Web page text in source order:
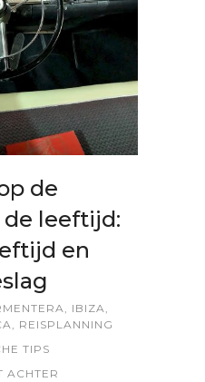
de
de leeftijd:
en
IBIZA
REISPLANNING
TIPS
ACHTER